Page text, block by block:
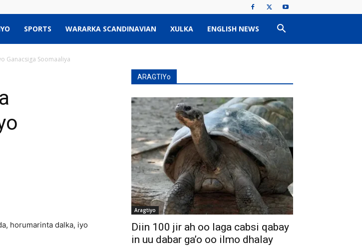
SPORTS WARARKA SCANDINAVIAN XULKA ENGLISH NEWS
Ganacsiga Soomaaliya
horumarinta dalka, iyo
ARAGTIYo
Aragtiyo
Diin 100 jir ah oo laga cabsi qabay
in uu dabar ga’o oo ilmo dhalay